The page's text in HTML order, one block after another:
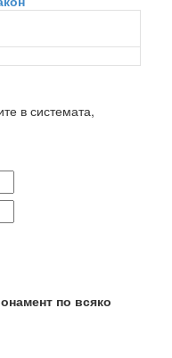
в системата,
по всяко